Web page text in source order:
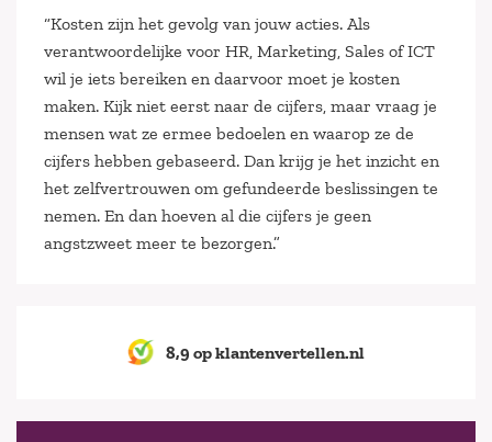
“Kosten zijn het gevolg van jouw acties. Als
verantwoordelijke voor HR, Marketing, Sales of ICT
wil je iets bereiken en daarvoor moet je kosten
maken. Kijk niet eerst naar de cijfers, maar vraag je
mensen wat ze ermee bedoelen en waarop ze de
cijfers hebben gebaseerd. Dan krijg je het inzicht en
het zelfvertrouwen om gefundeerde beslissingen te
nemen. En dan hoeven al die cijfers je geen
angstzweet meer te bezorgen.”
8,9 op klantenvertellen.nl